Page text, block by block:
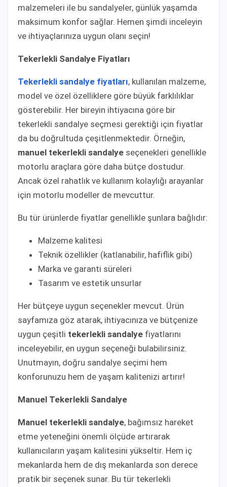
malzemeleri ile bu sandalyeler, günlük yaşamda
maksimum konfor sağlar. Hemen şimdi inceleyin
ve ihtiyaçlarınıza uygun olanı seçin!
Tekerlekli Sandalye Fiyatları
Tekerlekli sandalye fiyatları, kullanılan malzeme,
model ve özel özelliklere göre büyük farklılıklar
gösterebilir. Her bireyin ihtiyacına göre bir
tekerlekli sandalye seçmesi gerektiği için fiyatlar
da bu doğrultuda çeşitlenmektedir. Örneğin,
manuel tekerlekli sandalye seçenekleri genellikle
motorlu araçlara göre daha bütçe dostudur.
Ancak özel rahatlık ve kullanım kolaylığı arayanlar
için motorlu modeller de mevcuttur.
Bu tür ürünlerde fiyatlar genellikle şunlara bağlıdır:
Malzeme kalitesi
Teknik özellikler (katlanabilir, hafiflik gibi)
Marka ve garanti süreleri
Tasarım ve estetik unsurlar
Her bütçeye uygun seçenekler mevcut. Ürün
sayfamıza göz atarak, ihtiyacınıza ve bütçenize
uygun çeşitli tekerlekli sandalye fiyatlarını
inceleyebilir, en uygun seçeneği bulabilirsiniz.
Unutmayın, doğru sandalye seçimi hem
konforunuzu hem de yaşam kalitenizi artırır!
Manuel Tekerlekli Sandalye
Manuel tekerlekli sandalye, bağımsız hareket
etme yeteneğini önemli ölçüde artırarak
kullanıcıların yaşam kalitesini yükseltir. Hem iç
mekanlarda hem de dış mekanlarda son derece
pratik bir seçenek sunar. Bu tür tekerlekli